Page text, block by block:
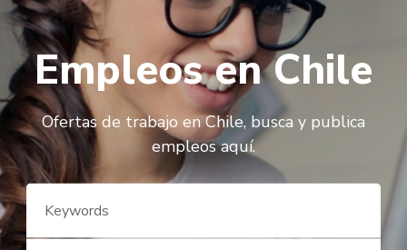
Empleos en Chile
Ofertas de trabajo en Chile, busca y publica
empleos aquí.